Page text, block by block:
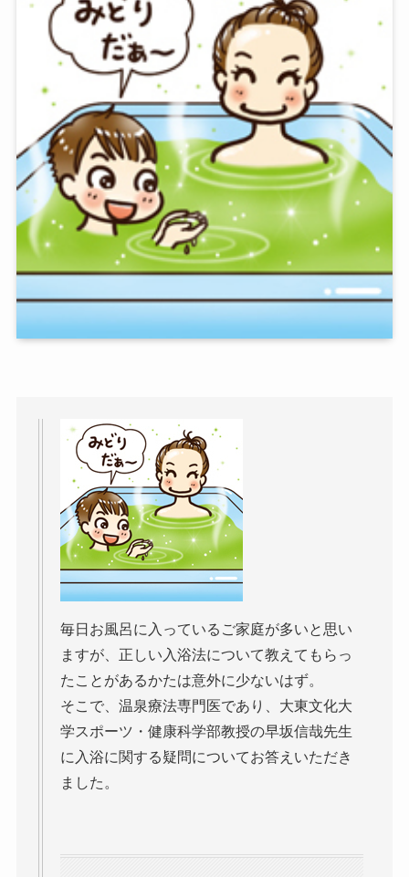
毎日お風呂に入っているご家庭が多いと思い
ますが、正しい入浴法について教えてもらっ
たことがあるかたは意外に少ないはず。
そこで、温泉療法専門医であり、大東文化大
学スポーツ・健康科学部教授の早坂信哉先生
に入浴に関する疑問についてお答えいただき
ました。